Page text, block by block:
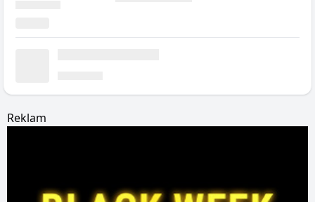
Reklam